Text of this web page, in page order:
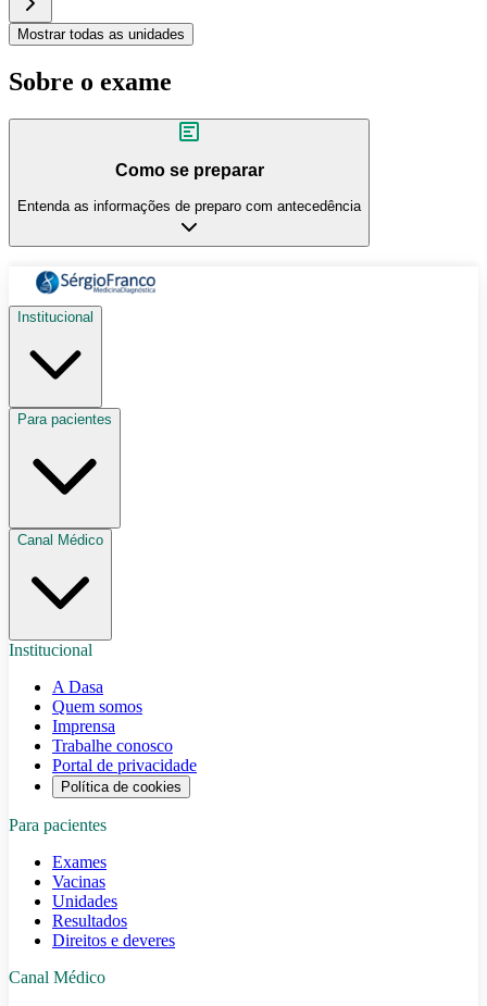
Mostrar todas as unidades
Sobre o exame
Como se preparar
Entenda as informações de preparo com antecedência
Institucional
Para pacientes
Canal Médico
Institucional
A Dasa
Quem somos
Imprensa
Trabalhe conosco
Portal de privacidade
Política de cookies
Para pacientes
Exames
Vacinas
Unidades
Resultados
Direitos e deveres
Canal Médico